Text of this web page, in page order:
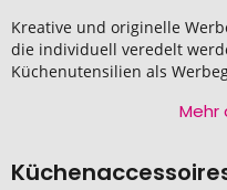
Kreative und originelle
die individuell veredelt
Küchenutensilien als
Mehr